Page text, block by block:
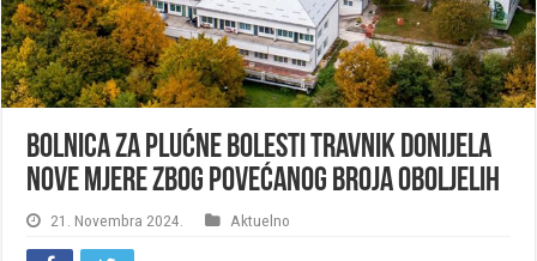
Bolnica za plućne bolesti Travnik donijela
nove mjere zbog povećanog broja oboljelih
21. Novembra 2024. Aktuelno